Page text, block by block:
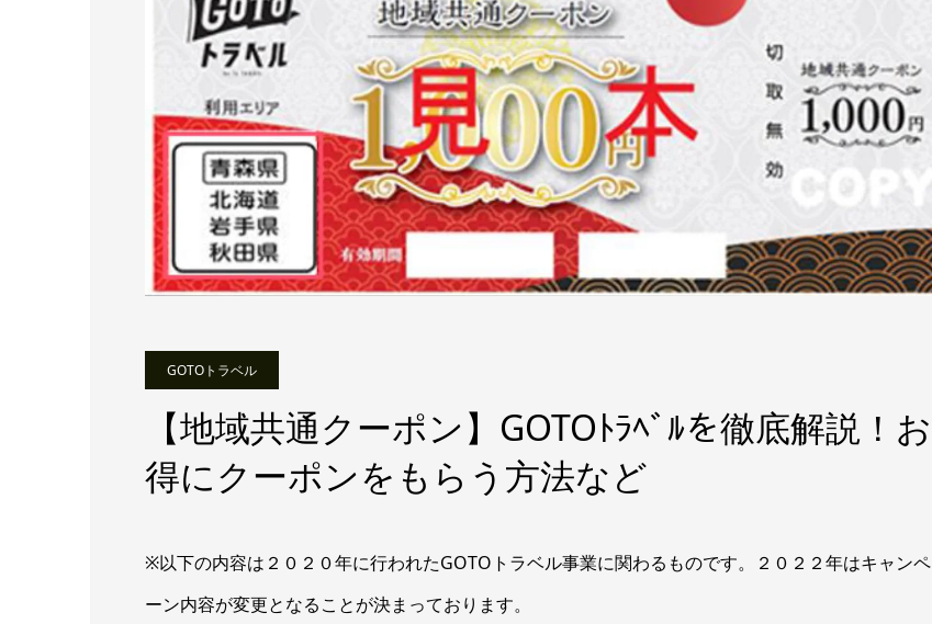
GOTOトラベル
【地域共通クーポン】GOTOﾄﾗﾍﾞﾙを徹底解説！お
得にクーポンをもらう方法など
※以下の内容は２０２０年に行われたGOTOトラベル事業に関わるものです。２０２２年はキャンペ
ーン内容が変更となることが決まっております。